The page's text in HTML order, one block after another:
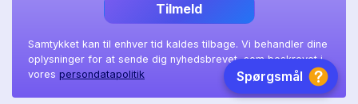
Tilmeld
Samtykket kan til enhver tid kaldes tilbage. Vi behandler dine
oplysninger for at sende dig nyhedsbrevet, som beskrevet i
vores persondatapolitik